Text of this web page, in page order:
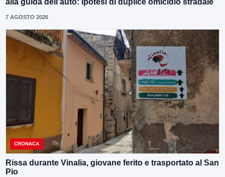
alla guida dell’auto: ipotesi di duplice omicidio stradale
7 AGOSTO 2026
CRONACA
Rissa durante Vinalia, giovane ferito e trasportato al San
Pio